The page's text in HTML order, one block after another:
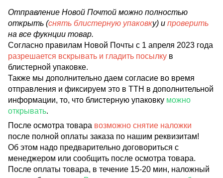
Отправление Новой Почтой можно полностью
открыть (снять блистерную упаковку) и проверить
на все фукнции товар.
Согласно правилам Новой Почты с 1 апреля 2023 года
разрешается вскрывать и гладить посылку в
блистерной упаковке.
Также мы дополнительно даем согласие во время
отправления и фиксируем это в ТТН в дополнительной
информации, то, что блистерную упаковку можно
открывать.
После осмотра товара возможно снятие наложки
после полной оплаты заказа по нашим реквизитам!
Об этом надо предварительно договориться с
менеджером или сообщить после осмотра товара.
После оплаты товара, в течение 15-20 мин, наложный